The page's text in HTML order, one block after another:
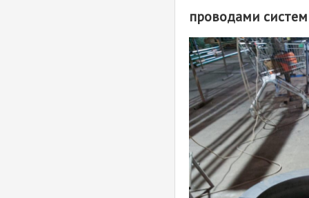
проводами